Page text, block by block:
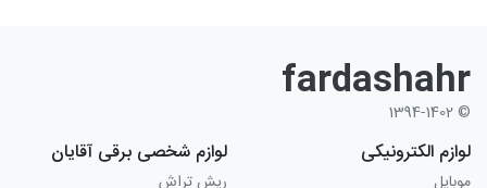
fardashahr
© 1394-1402
لوازم الکترونیکی
موبایل
لوازم شخصی برقی آقایان
ریش تراش